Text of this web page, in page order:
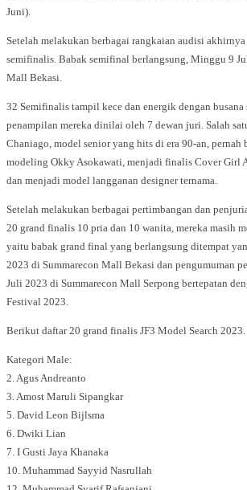
Juni).
Setelah melakukan berbagai rangkaian audisi
semifinalis. Babak semifinal berlangsung, Minggu 9
Mall Bekasi.
32 Semifinalis tampil kece dan energik dengan busana
penampilan mereka dinilai oleh 7 dewan juri. Salah
Chaniago, model senior yang hits di era 90-an, pernah
modeling Okky Asokawati, menjadi finalis Cover Girl
dan menjadi model langganan designer ternama.
Setelah melakukan berbagai pertimbangan dan
20 grand finalis 10 pria dan 10 wanita, mereka masih
yaitu babak grand final yang berlangsung ditempat
2023 di Summarecon Mall Bekasi dan pengumuman
Juli 2023 di Summarecon Mall Serpong bertepatan
Festival 2023.
Berikut daftar 20 grand finalis JF3 Model Search 2023.
Kategori Male:
2. Agus Andreanto
3. Amost Maruli Sipangkar
5. David Leon Bijlsma
6. Dwiki Lian
7. I Gusti Jaya Khanaka
10. Muhammad Sayyid Nasrullah